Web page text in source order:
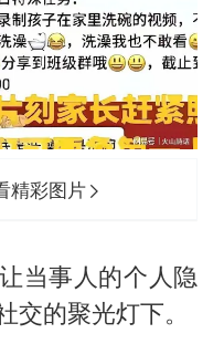
精彩图片
当事人的个人隐
交的聚光灯下。